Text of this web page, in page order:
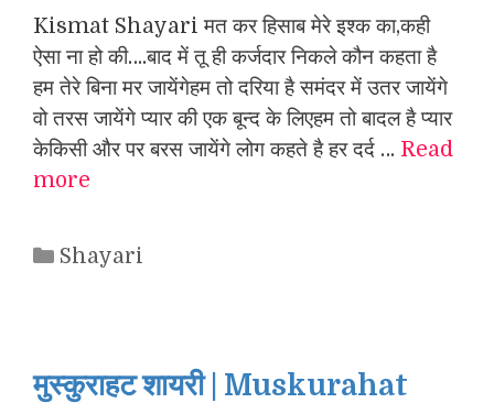
Kismat Shayari मत कर हिसाब मेरे इश्क का,कही
ऐसा ना हो की….बाद में तू ही कर्जदार निकले कौन कहता है
हम तेरे बिना मर जायेंगेहम तो दरिया है समंदर में उतर जायेंगे
वो तरस जायेंगे प्यार की एक बून्द के लिएहम तो बादल है प्यार
केकिसी और पर बरस जायेंगे लोग कहते है हर दर्द … Read
more
Categories
Shayari
मुस्कुराहट शायरी | Muskurahat